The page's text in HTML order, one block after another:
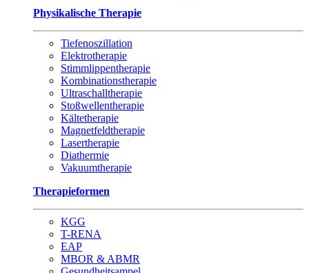
Physikalische Therapie
Tiefenoszillation
Elektrotherapie
Stimmlippentherapie
Kombinationstherapie
Ultraschalltherapie
Stoßwellentherapie
Kältetherapie
Magnetfeldtherapie
Lasertherapie
Diathermie
Vakuumtherapie
Therapieformen
KGG
T-RENA
EAP
MBOR & ABMR